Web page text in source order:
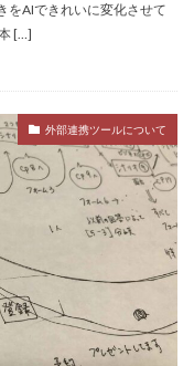
AIできれいに変化させて
[…]
外部連携ツールについて